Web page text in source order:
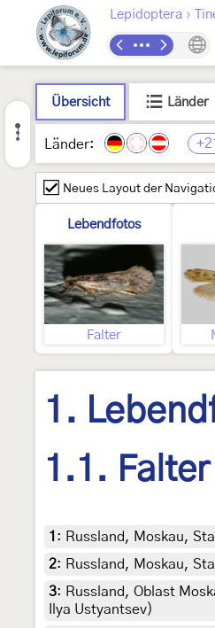
Lepidoptera ›
Übersicht Länder
Länder: +21
Neues Layout der
Lebendfotos
Falter
1.
1.1. Falter
1 : Russland, Moskau,
2: Russland, Moskau,
3: Russland, Oblast
Ilya Ustyantsev)